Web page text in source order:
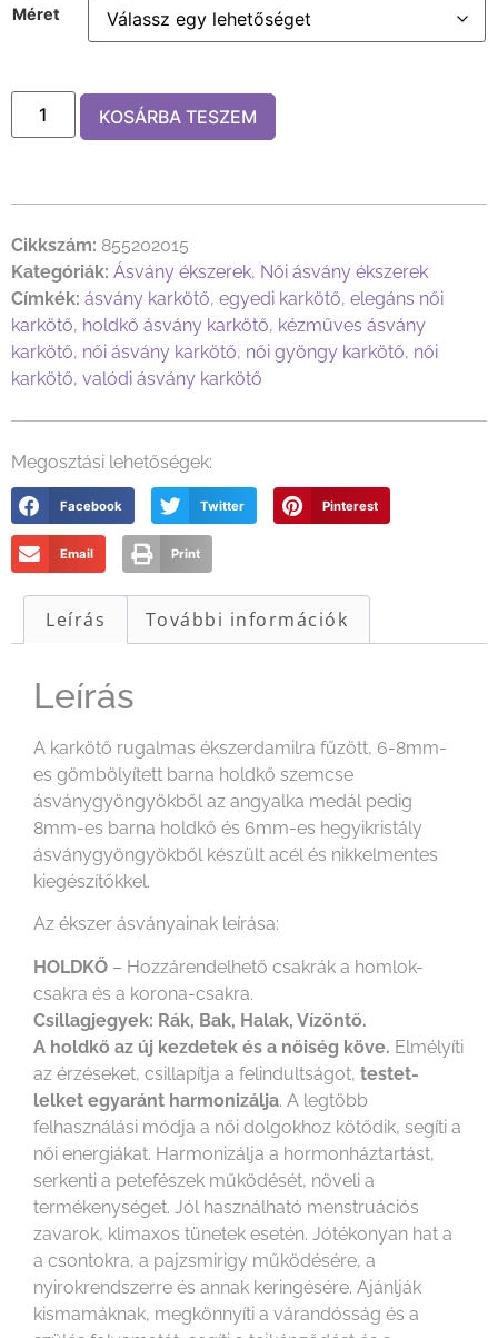
Méret
KOSÁRBA TESZEM
Cikkszám: 855202015
Kategóriák: Ásvány ékszerek, Női ásvány ékszerek
Címkék: ásvány karkötő, egyedi karkötő, elegáns női
karkötő, holdkő ásvány karkötő, kézműves ásvány
karkötő, női ásvány karkötő, női gyöngy karkötő, női
karkötő, valódi ásvány karkötő
Megosztási lehetőségek:
Facebook Twitter Pinterest
Email Print
Leírás További információk
Leírás
A karkötő rugalmas ékszerdamilra fűzött, 6-8mm-
es gömbölyített barna holdkő szemcse
ásványgyöngyökből az angyalka medál pedig
8mm-es barna holdkő és 6mm-es hegyikristály
ásványgyöngyökből készült acél és nikkelmentes
kiegészítőkkel.
Az ékszer ásványainak leírása:
HOLDKŐ – Hozzárendelhető csakrák a homlok-
csakra és a korona-csakra.
Csillagjegyek: Rák, Bak, Halak, Vízöntő.
A holdkő az új kezdetek és a nőiség köve. Elmélyíti
az érzéseket, csillapítja a felindultságot, testet-
lelket egyaránt harmonizálja. A legtöbb
felhasználási módja a női dolgokhoz kötődik, segíti a
női energiákat. Harmonizálja a hormonháztartást,
serkenti a petefészek működését, növeli a
termékenységet. Jól használható menstruációs
zavarok, klimaxos tünetek esetén. Jótékonyan hat a
a csontokra, a pajzsmirigy működésére, a
nyirokrendszerre és annak keringésére. Ajánlják
kismamáknak, megkönnyíti a várandósság és a